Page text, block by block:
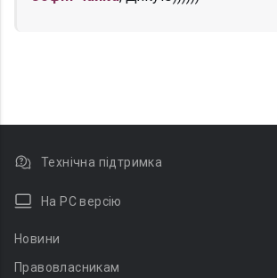
Технічна підтримка
На PC версію
Новини
Правовласникам